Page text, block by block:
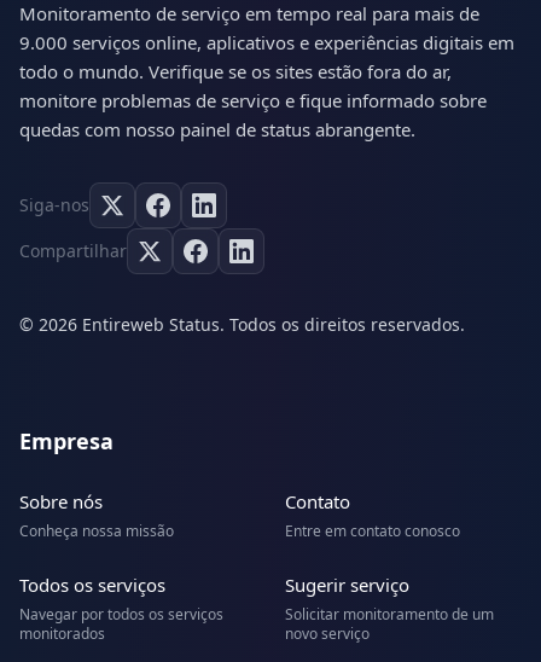
Monitoramento de serviço em tempo real para mais de
9.000 serviços online, aplicativos e experiências digitais em
todo o mundo. Verifique se os sites estão fora do ar,
monitore problemas de serviço e fique informado sobre
quedas com nosso painel de status abrangente.
Siga-nos
Compartilhar
© 2026 Entireweb Status. Todos os direitos reservados.
Empresa
Sobre nós
Conheça nossa missão
Contato
Entre em contato conosco
Todos os serviços
Navegar por todos os serviços
monitorados
Sugerir serviço
Solicitar monitoramento de um
novo serviço